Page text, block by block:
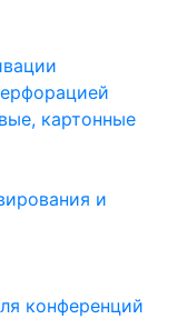
картонные
и
конференций